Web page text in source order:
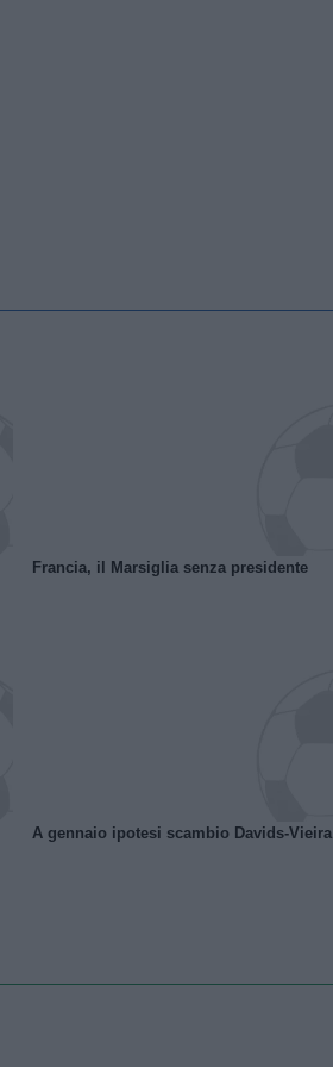
Francia, il Marsiglia senza presidente
A gennaio ipotesi scambio Davids-Vieira